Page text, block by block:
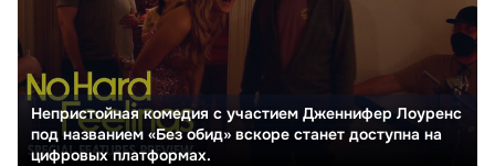
Непристойная комедия с участием Дженнифер Лоуренс
под названием «Без обид» вскоре станет доступна на
цифровых платформах.